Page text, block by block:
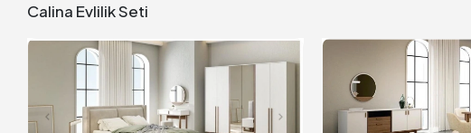
Calina Evlilik Seti